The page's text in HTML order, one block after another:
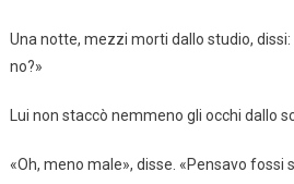
Una notte, mezzi morti dallo studio,
no?»
Lui non staccò nemmeno gli occhi dallo
«Oh, meno male», disse. «Pensavo fossi